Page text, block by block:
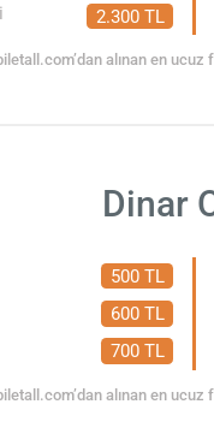
2.300 TL
alınan en
Dinar
500 TL
600 TL
700 TL
alınan en